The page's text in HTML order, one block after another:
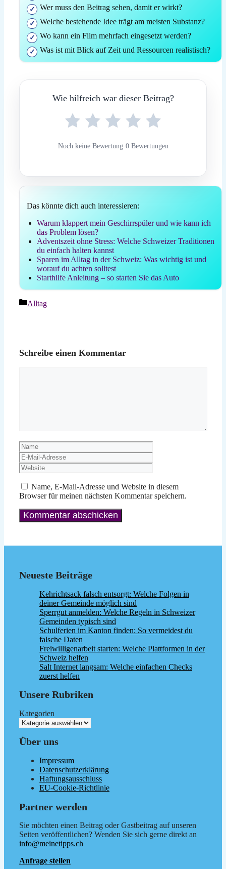
Wer muss den Beitrag sehen, damit er wirkt?
Welche bestehende Idee trägt am meisten Substanz?
Wo kann ein Film mehrfach eingesetzt werden?
Was ist mit Blick auf Zeit und Ressourcen realistisch?
Wie hilfreich war dieser Beitrag?
Noch keine Bewertung·0 Bewertungen
Das könnte dich auch interessieren:
Warum klappert mein Geschirrspüler und wie kann ich
das Problem lösen?
Adventszeit ohne Stress: Welche Schweizer Traditionen
du einfach halten kannst
Sparen im Alltag in der Schweiz: Was wichtig ist und
worauf du achten solltest
Starthilfe Anleitung – so starten Sie das Auto
Kategorien
Alltag
Schreibe einen Kommentar
Name
Mail-
Adresse
Name, E-Mail-Adresse und Website in diesem
Browser für meinen nächsten Kommentar speichern.
Neueste Beiträge
Kehrichtsack falsch entsorgt: Welche Folgen in
deiner Gemeinde möglich sind
Sperrgut anmelden: Welche Regeln in Schweizer
Gemeinden typisch sind
Schulferien im Kanton finden: So vermeidest du
falsche Daten
Freiwilligenarbeit starten: Welche Plattformen in der
Schweiz helfen
Salt Internet langsam: Welche einfachen Checks
zuerst helfen
Unsere Rubriken
Kategorien
Über uns
Impressum
Datenschutzerklärung
Haftungsausschluss
EU-Cookie-Richtlinie
Partner werden
Sie möchten einen Beitrag oder Gastbeitrag auf unseren
Seiten veröffentlichen? Wenden Sie sich gerne direkt an
info@meinetipps.ch
Anfrage stellen